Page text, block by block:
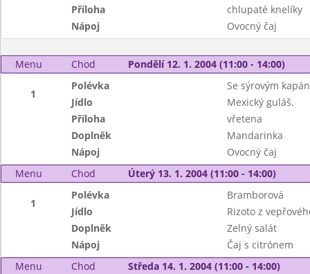
Příloha
chlupaté knelíky
Nápoj
Ovocný čaj
Menu Chod Pondělí 12. 1. 2004 (11:00 - 14:00)
1
Polévka
Se sýrovým
Jídlo
Mexický guláš.
Příloha
vřetena
Doplněk
Mandarinka
Nápoj
Ovocný čaj
Menu
Chod Úterý 13. 1. 2004 (11:00 - 14:00)
1
Polévka
Bramborová
Jídlo
Rizoto z
Doplněk
Zelný salát
Nápoj
Čaj s citrónem
Menu
Chod Středa 14. 1. 2004 (11:00 - 14:00)